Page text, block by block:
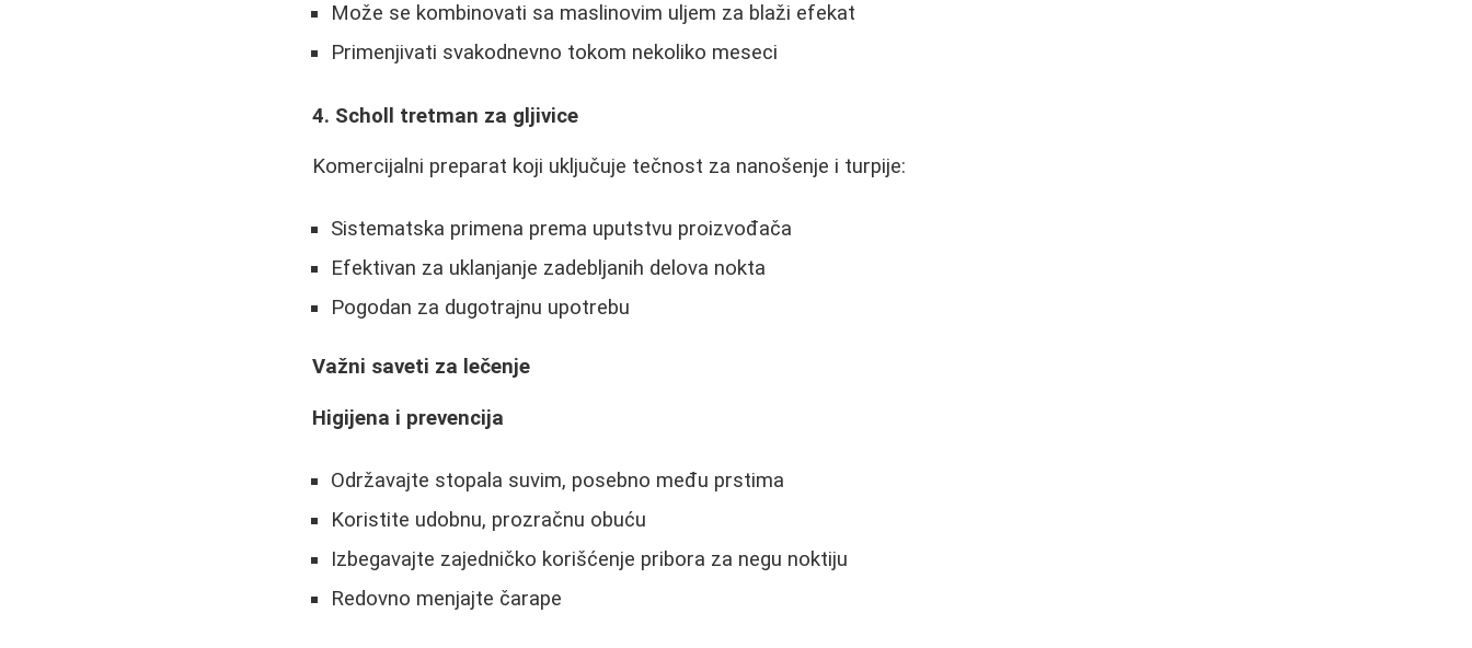
Može se kombinovati sa maslinovim uljem za blaži efekat
Primenjivati svakodnevno tokom nekoliko meseci
4. Scholl tretman za gljivice
Komercijalni preparat koji uključuje tečnost za nanošenje i turpije:
Sistematska primena prema uputstvu proizvođača
Efektivan za uklanjanje zadebljanih delova nokta
Pogodan za dugotrajnu upotrebu
Važni saveti za lečenje
Higijena i prevencija
Održavajte stopala suvim, posebno među prstima
Koristite udobnu, prozračnu obuću
Izbegavajte zajedničko korišćenje pribora za negu noktiju
Redovno menjajte čarape